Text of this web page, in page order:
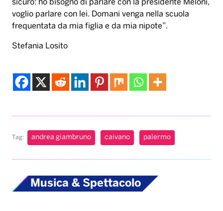
sicuro: ho bisogno di parlare con la presidente Meloni,
voglio parlare con lei. Domani venga nella scuola
frequentata da mia figlia e da mia nipote”.
Stefania Losito
Tag: andrea giambruno caivano palermo
Musica & Spettacolo